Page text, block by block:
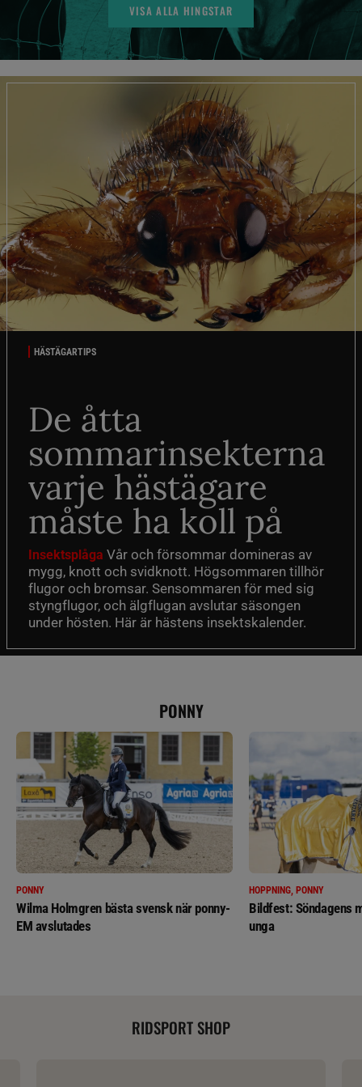
VISA ALLA HINGSTAR
HÄSTÄGARTIPS
De åtta
sommarinsekterna
varje hästägare
måste ha koll på
Insektsplåga Vår och försommar domineras av
mygg, knott och svidknott. Högsommaren tillhör
flugor och bromsar. Sensommaren för med sig
styngflugor, och älgflugan avslutar säsongen
under hösten. Här är hästens insektskalender.
PONNY
PONNY
Wilma Holmgren bästa svensk när ponny-
EM avslutades
HOPPNING, PONNY
Bildfest: Söndagens
unga
RIDSPORT SHOP